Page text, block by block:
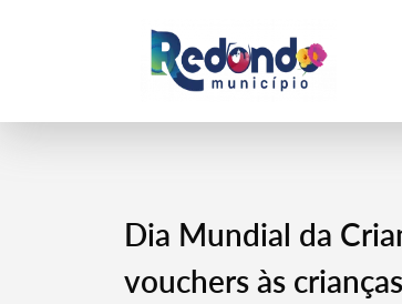
Dia Mundial da
vouchers às